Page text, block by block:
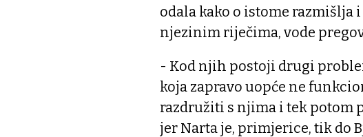
odala kako o istome razmišlja
njezinim riječima, vode
- Kod njih postoji drugi
koja zapravo uopće ne
razdružiti s njima i tek potom
jer Narta je, primjerice, tik do